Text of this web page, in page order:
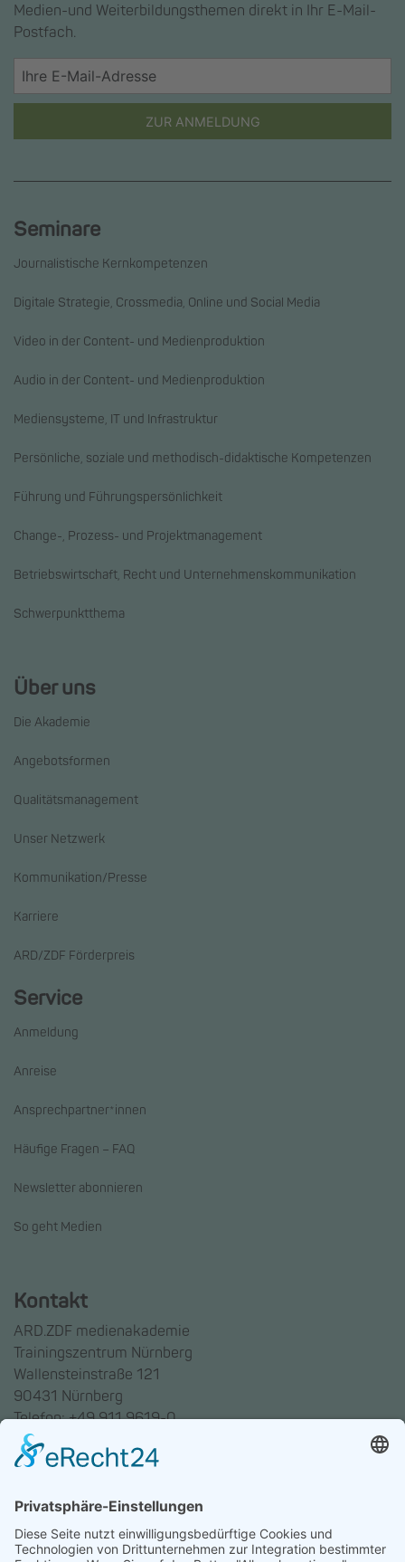
Medien-und Weiterbildungsthemen direkt in Ihr E-Mail-
Postfach.
ZUR ANMELDUNG
Seminare
Journalistische Kernkompetenzen
Digitale Strategie, Crossmedia, Online und Social Media
Video in der Content- und Medienproduktion
Audio in der Content- und Medienproduktion
Mediensysteme, IT und Infrastruktur
Persönliche, soziale und methodisch-didaktische Kompetenzen
Führung und Führungspersönlichkeit
Change-, Prozess- und Projektmanagement
Betriebswirtschaft, Recht und Unternehmenskommunikation
Schwerpunktthema
Über uns
Die Akademie
Angebotsformen
Qualitätsmanagement
Unser Netzwerk
Kommunikation/Presse
Karriere
ARD/ZDF Förderpreis
Service
Anmeldung
Anreise
Ansprechpartner*innen
Häufige Fragen – FAQ
Newsletter abonnieren
So geht Medien
Kontakt
ARD.ZDF medienakademie
Trainingszentrum Nürnberg
Wallensteinstraße 121
90431 Nürnberg
Telefon: +49 911 9619-0
Trainingszentrum Hannover
30169 Hannover
Telefon: +49 511 123598-531